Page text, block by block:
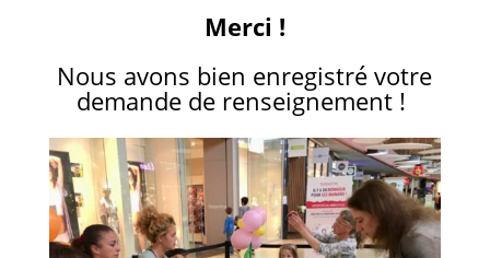
Merci !
Nous avons bien enregistré votre
demande de renseignement !